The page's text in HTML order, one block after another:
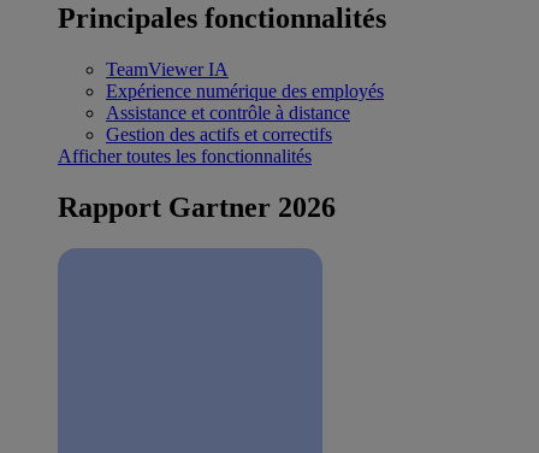
Principales fonctionnalités
TeamViewer IA
Expérience numérique des employés
Assistance et contrôle à distance
Gestion des actifs et correctifs
Afficher toutes les fonctionnalités
Rapport Gartner 2026